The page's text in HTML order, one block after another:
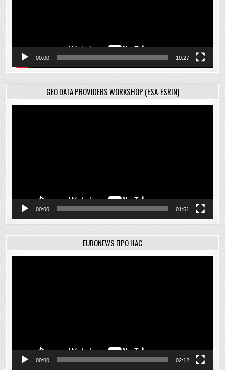
00:00 10:27
GEO DATA PROVIDERS WORKSHOP (ESA-ESRIN)
00:00 01:51
EURONEWS ПРО НАС
00:00 02:12